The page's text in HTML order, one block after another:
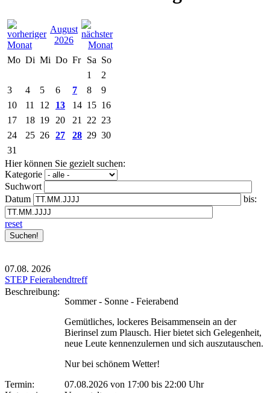
August
2026
Mo Di Mi Do Fr Sa So
1
2
3
4 5 6 7 8
9
10
11 12 13 14 15 16
17
18 19 20 21 22 23
24
25 26 27 28 29 30
31
Hier können Sie gezielt suchen:
Kategorie
Suchwort
Datum
bis:
reset
07.08. 2026
STEP Feierabendtreff
Beschreibung:
Sommer - Sonne - Feierabend
Gemütliches, lockeres Beisammensein an der
Bierinsel zum Plausch. Hier bietet sich Gelegenheit,
neue Leute kennenzulernen und sich auszutauschen.
Nur bei schönem Wetter!
Termin:
07.08.2026 von 17:00 bis 22:00 Uhr